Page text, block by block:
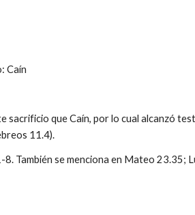
Caín
sacrificio que Caín, por lo cual alcanzó
11.4).
8. También se menciona en Mateo 23.35;